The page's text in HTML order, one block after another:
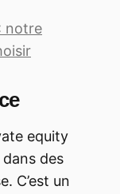
notre
equity
des
C’est un